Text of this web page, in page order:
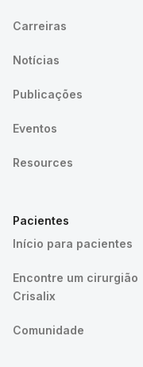
Carreiras
Notícias
Publicações
Eventos
Resources
Pacientes
Início para pacientes
Encontre um cirurgião
Crisalix
Comunidade